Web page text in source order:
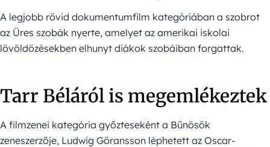
A legjobb rövid dokumentumfilm kategóriában a szobrot
az Üres szobák nyerte, amelyet az amerikai iskolai
lövöldözésekben elhunyt diákok szobáiban forgattak.
Tarr Béláról is megemlékeztek
A filmzenei kategória győzteseként a Bűnösök
zeneszerzője, Ludwig Göransson léphetett az Oscar-